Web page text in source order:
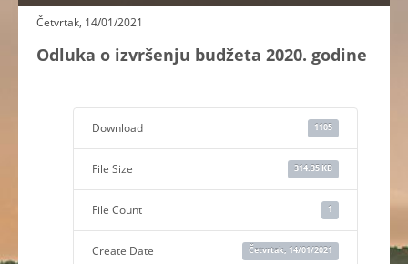
Četvrtak, 14/01/2021
Odluka o izvršenju budžeta 2020. godine
Download 1105
File Size 314.35 KB
File Count 1
Create Date Četvrtak, 14/01/2021